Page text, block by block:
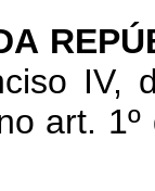
IV,
art.